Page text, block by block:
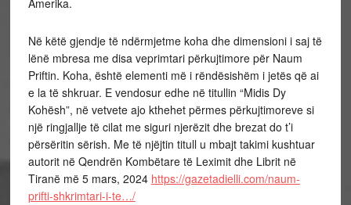
Amerika.
Në këtë gjendje të ndërmjetme koha dhe dimensioni i saj të
lënë mbresa me disa veprimtari përkujtimore për Naum
Priftin. Koha, është elementi më i rëndësishëm i jetës që ai
e la të shkruar. E vendosur edhe në titullin “Midis Dy
Kohësh”, në vetvete ajo kthehet përmes përkujtimoreve si
një ringjallje të cilat me siguri njerëzit dhe brezat do t’i
përsëritin sërish. Me të njëjtin titull u mbajt takimi kushtuar
autorit në Qendrën Kombëtare të Leximit dhe Librit në
Tiranë më 5 mars, 2024 https://gazetadielli.com/naum-
prifti-shkrimtari-i-te…/